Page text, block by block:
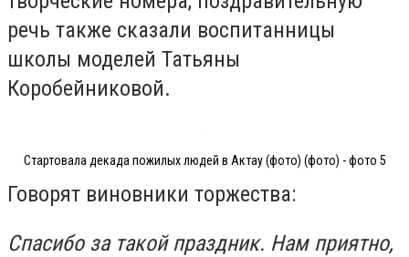
речь также сказали воспитанницы
школы моделей Татьяны
Коробейниковой.
Стартовала декада пожилых людей в Актау (фото) (фото) - фото 5
Говорят виновники торжества:
Спасибо за такой праздник. Нам приятно,